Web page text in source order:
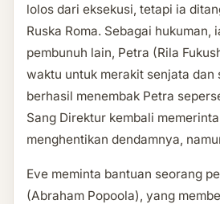
lolos dari eksekusi, tetapi ia
Ruska Roma. Sebagai hukuman,
pembunuh lain, Petra (Rila
waktu untuk merakit senjata dan
berhasil menembak Petra
Sang Direktur kembali
menghentikan dendamnya,
Eve meminta bantuan seorang
(Abraham Popoola), yang